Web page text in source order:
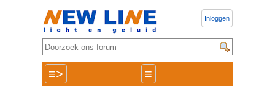
Inloggen
≡> ≡